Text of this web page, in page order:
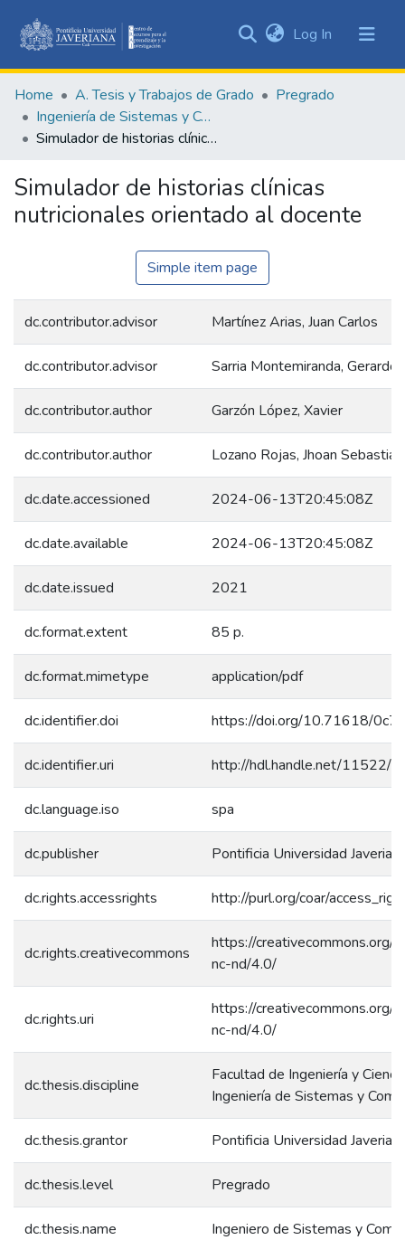
&
Collections
All of DSpace
Statistics
Log In (current)
Home A. Tesis y Trabajos de Grado
Pregrado
Ingeniería de Sistemas y Computación
Simulador de historias clínicas nutricionales orientado al docente
Simulador de historias clínicas
nutricionales orientado al docente
Simple item page
dc.contributor.advisor Martínez Arias, Juan Carlos
dc.contributor.advisor Sarria Montemiranda, Gerardo
dc.contributor.author Garzón López, Xavier
dc.contributor.author Lozano Rojas, Jhoan Sebastian
dc.date.accessioned 2024-06-13T20:45:08Z
dc.date.available 2024-06-13T20:45:08Z
dc.date.issued 2021
dc.format.extent 85 p.
dc.format.mimetype application/pdf
dc.identifier.doi https://doi.org/10.71618/
dc.identifier.uri http://hdl.handle.net/11522/
dc.language.iso spa
dc.publisher Pontificia Universidad
dc.rights.accessrights http://purl.org/coar/
dc.rights.creativecommons
https://creativecommons.org/
nc-nd/4.0/
dc.rights.uri
https://creativecommons.org/
nc-nd/4.0/
dc.thesis.discipline
Facultad de Ingeniería y
Ingeniería de Sistemas y
dc.thesis.grantor Pontificia Universidad
dc.thesis.level Pregrado
dc.thesis.name Ingeniero de Sistemas y